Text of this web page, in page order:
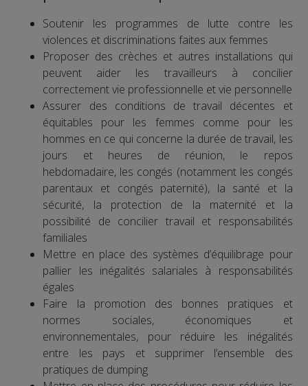
Soutenir les programmes de lutte contre les
violences et discriminations faites aux femmes
Proposer des crèches et autres installations qui
peuvent aider les travailleurs à concilier
correctement vie professionnelle et vie personnelle
Assurer des conditions de travail décentes et
équitables pour les femmes comme pour les
hommes en ce qui concerne la durée de travail, les
jours et heures de réunion, le repos
hebdomadaire, les congés (notamment les congés
parentaux et congés paternité), la santé et la
sécurité, la protection de la maternité et la
possibilité de concilier travail et responsabilités
familiales
Mettre en place des systèmes d’équilibrage pour
pallier les inégalités salariales à responsabilités
égales
Faire la promotion des bonnes pratiques et
normes sociales, économiques et
environnementales, pour réduire les inégalités
entre les pays et supprimer l’ensemble des
pratiques de dumping